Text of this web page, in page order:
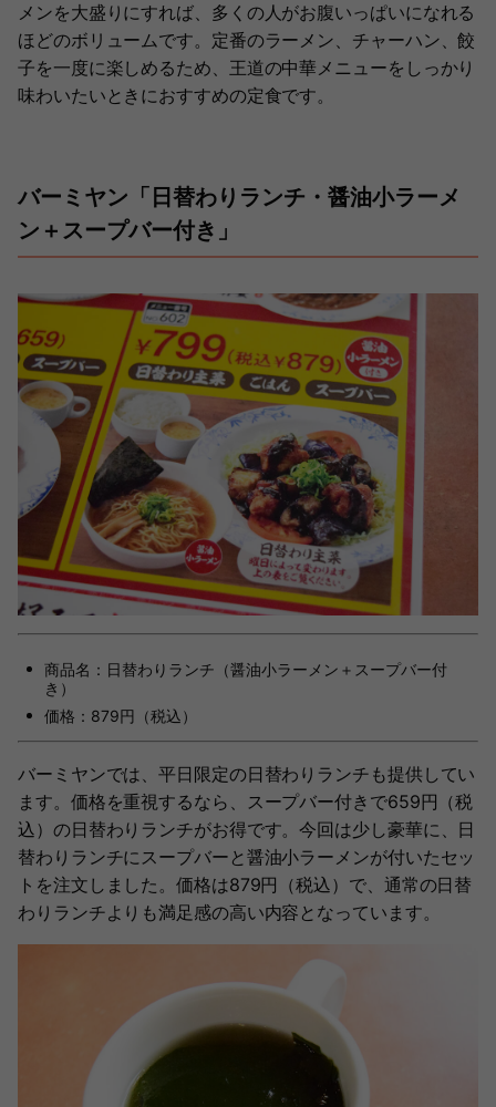
メンを大盛りにすれば、多くの人がお腹いっぱいになれる
ほどのボリュームです。定番のラーメン、チャーハン、餃
子を一度に楽しめるため、王道の中華メニューをしっかり
味わいたいときにおすすめの定食です。
バーミヤン「日替わりランチ・醤油小ラーメ
ン＋スープバー付き」
商品名：日替わりランチ（醤油小ラーメン＋スープバー付
き）
価格：879円（税込）
バーミヤンでは、平日限定の日替わりランチも提供してい
ます。価格を重視するなら、スープバー付きで659円（税
込）の日替わりランチがお得です。今回は少し豪華に、日
替わりランチにスープバーと醤油小ラーメンが付いたセッ
トを注文しました。価格は879円（税込）で、通常の日替
わりランチよりも満足感の高い内容となっています。